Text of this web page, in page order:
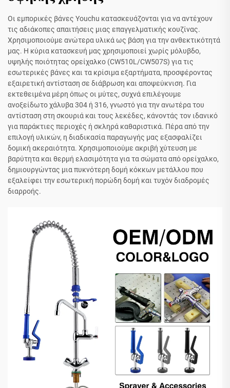
Οι εμπορικές βάνες Youchu κατασκευάζονται για να αντέχουν
τις αδιάκοπες απαιτήσεις μιας επαγγελματικής κουζίνας.
Χρησιμοποιούμε ανώτερα υλικά ως βάση για την ανθεκτικότητά
μας. Η κύρια κατασκευή μας χρησιμοποιεί χωρίς μόλυβδο,
υψηλής ποιότητας ορείχαλκο (CW510L/CW507S) για τις
εσωτερικές βάνες και τα κρίσιμα εξαρτήματα, προσφέροντας
εξαιρετική αντίσταση σε διάβρωση και αποψεύκνιση. Για
εκτεθειμένα μέρη όπως οι μύτες, συχνά επιλέγουμε
ανοξείδωτο χάλυβα 304 ή 316, γνωστό για την ανωτέρα του
αντίσταση στη σκουριά και τους λεκέδες, κάνοντάς τον ιδανικό
για παράκτιες περιοχές ή σκληρά καθαριστικά. Πέρα από την
επιλογή υλικών, η διαδικασία παραγωγής μας εξασφαλίζει
δομική ακεραιότητα. Χρησιμοποιούμε ακριβή χύτευση με
βαρύτητα και θερμή ελασιμότητα για τα σώματα από ορείχαλκο,
δημιουργώντας μια πυκνότερη δομή κόκκων μετάλλου που
εξαλείφει την εσωτερική πορώδη δομή και τυχόν διαδρομές
διαρροής.